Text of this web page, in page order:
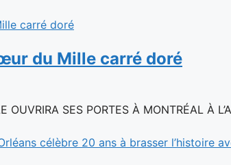
du Mille carré doré
OUVRIRA SES PORTES À MONTRÉAL À